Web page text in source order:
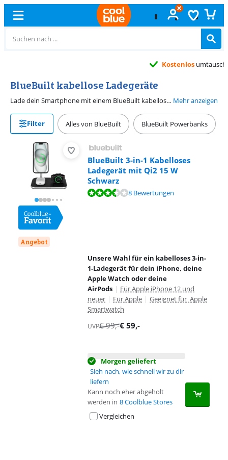
umtauschen
BlueBuilt kabellose Ladegeräte
Lade dein Smartphone mit einem BlueBuilt kabellosen Ladegerät ohne Kabel auf. Dazu legst du das Handy auf das kabellose Ladegerät und der Ladevorgang startet von selbst. Beachte, dass sich nicht alle Smartphones kabellos laden lassen. Einige Ladegeräte wie kabellose Apple MagSafe-Ladegeräte eignen sich zum Beispiel ausschließlich für Apple Geräte. Möchtest du mehrere Geräte zugleich aufladen? Dann wähle eine Ladestation für mehrere Geräte. Auf BlueBuilt Ladegeräte erhältst du eine besonders lange Garantie von 5 Jahren. Mehr anzeigen
Filter Alles von BlueBuilt BlueBuilt Powerbanks
Angebot
BlueBuilt 3-in-1 Kabelloses
Ladegerät mit Qi2 15 W
Schwarz
Bewertet mit 7,1 von 10, basierend auf 8 Bewertungen.
8 Bewertungen
Unsere Wahl für ein kabelloses 3-in-
1-Ladegerät für dein iPhone, deine
Apple Watch oder deine
AirPods | Für Apple iPhone 12 und
neuer | Für Apple | Geeignet für Apple
Smartwatch
UVP€99,-€ 59,-
Morgen geliefert
Sieh nach, wie schnell wir zu dir
liefern
Kann noch eher abgeholt
werden in 8 Coolblue Stores
Vergleichen